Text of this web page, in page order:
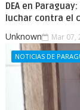
DEA en
luchar contra el
Unknown Mar 07,
NOTICIAS DE